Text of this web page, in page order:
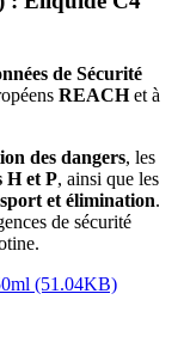
de Sécurité
REACHet à
des dangers, les
H et P, ainsi que les
et élimination.
de sécurité
(51.04KB)